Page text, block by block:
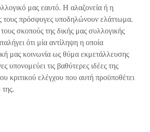
μας εαυτό. Η αλαζονεία ή η
τους πρόσφυγες υποδηλώνουν ελάττωμα.
τους σκοπούς της δικής μας συλλογικής
ότι μία αντίληψη η οποία
μας κοινωνία ως θύμα εκμετάλλευσης
υπονομεύει τις βαθύτερες ιδέες της
κριτικού ελέγχου που αυτή προϋποθέτει